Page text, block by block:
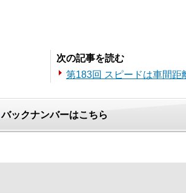
次の記事を読む
第183回 スピードは車間距
バックナンバーはこちら